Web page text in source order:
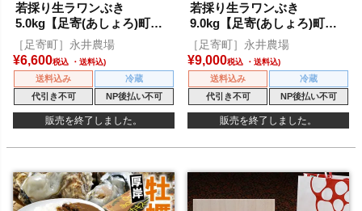
若採り生ラワンぶき
5.0kg【足寄(あしょろ)町特
産】
［足寄町］永井農場
¥6,600税込
送料込み
冷蔵
代引き不可
NP後払い不可
販売を終了しました。
若採り生ラワンぶき
9.0kg【足寄(あしょろ)町特
産】
［足寄町］永井農場
¥9,000税込
送料込み
冷蔵
代引き不可
NP後払い不可
販売を終了しました。